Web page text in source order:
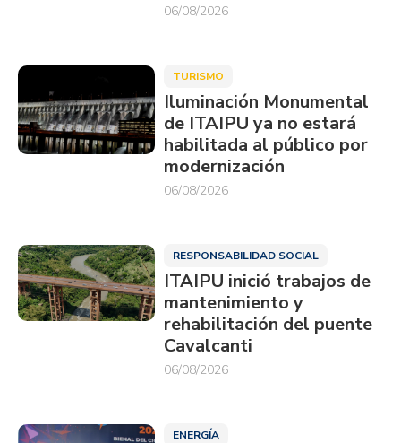
06/08/2026
TURISMO
Iluminación Monumental
de ITAIPU ya no estará
habilitada al público por
modernización
06/08/2026
RESPONSABILIDAD SOCIAL
ITAIPU inició trabajos de
mantenimiento y
rehabilitación del puente
Cavalcanti
06/08/2026
ENERGÍA